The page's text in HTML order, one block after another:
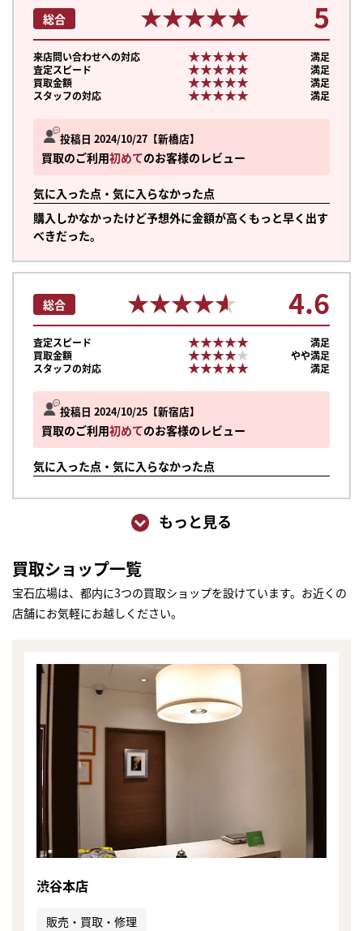
投稿日 2024/10/27 新橋店
買取のご利用初めてのお客様のレビュー
気に入った点・気に入らなかった点
購入しかなかったけど予想外に金額が高くもっと早く出す
べきだった。
総合 ★★★★★
★★★★★ 5
来店問い合わせへの対応 ★★★★★
★★★★★
満足
査定スピード
★★★★★
★★★★★
満足
買取金額
★★★★★
★★★★★
満足
スタッフの対応
★★★★★
★★★★★ 満足
投稿日 2024/10/25 新宿店
買取のご利用初めてのお客様のレビュー
気に入った点・気に入らなかった点
総合 ★★★★★
★★★★★ 4.6
査定スピード ★★★★★
★★★★★
満足
買取金額
★★★★★
★★★★★
やや満足
スタッフの対応
★★★★★
★★★★★ 満足
もっと見る
買取ショップ一覧
宝石広場は、都内に3つの買取ショップを設けています。お近くの
店舗にお気軽にお越しください。
渋谷本店
販売・買取・修理